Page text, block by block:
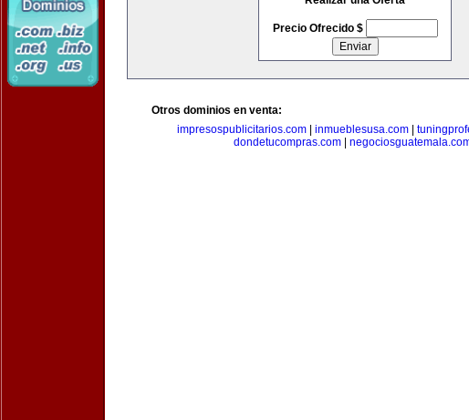
Precio Ofrecido $
Otros dominios en venta:
impresospublicitarios.com
inmueblesusa.com
dondetucompras.com|